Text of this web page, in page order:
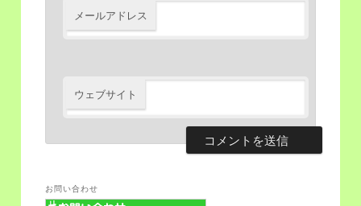
メールアドレス
ウェブサイト
お問い合わせ